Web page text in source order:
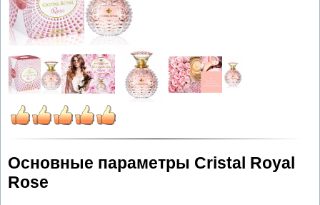
Основные параметры Cristal Royal
Rose